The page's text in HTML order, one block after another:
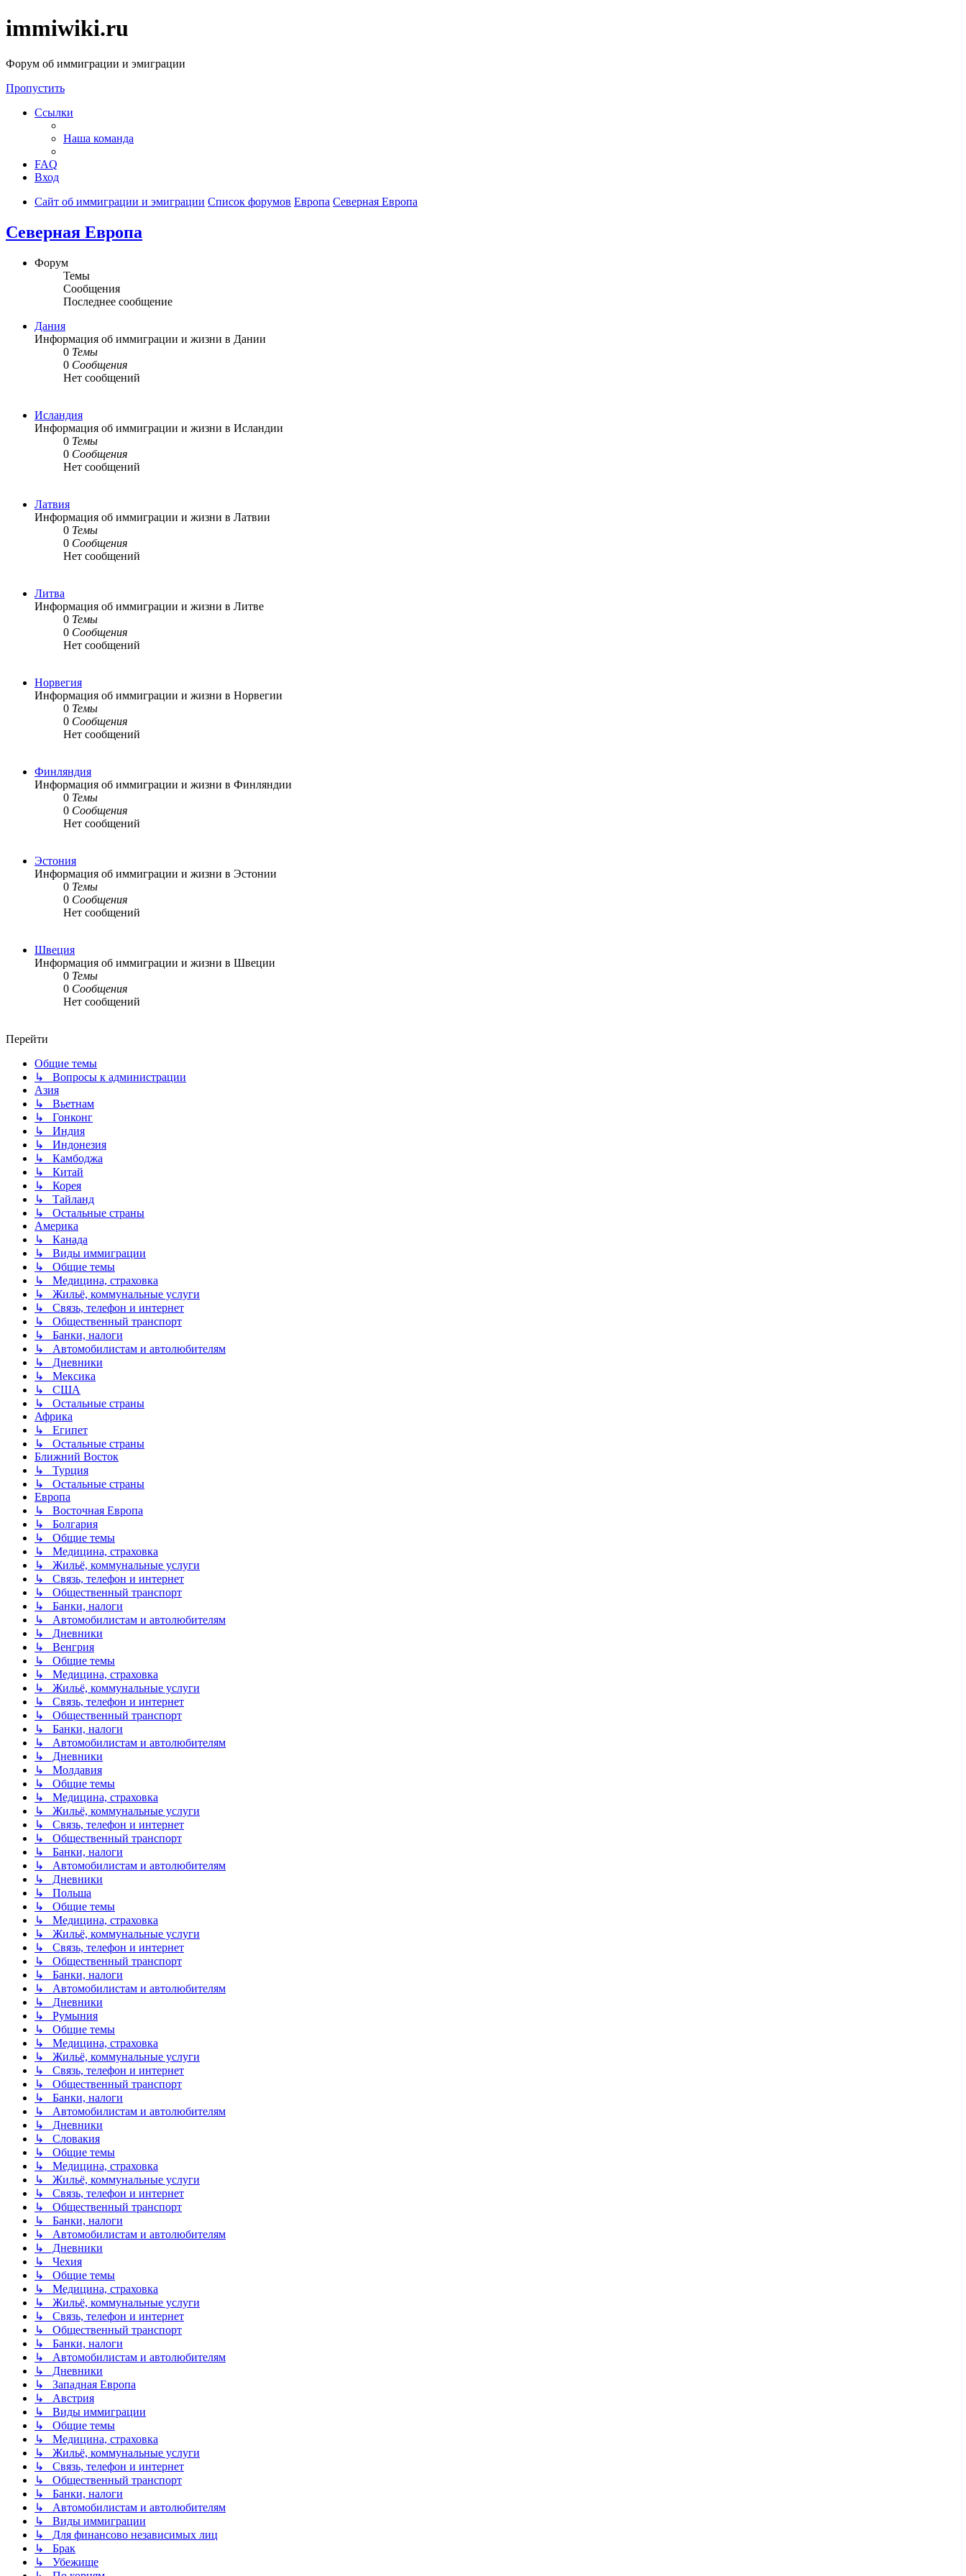
immiwiki.ru
Форум об иммиграции и эмиграции
Пропустить
Ссылки
Наша команда
FAQ
Вход
Сайт об иммиграции и эмиграции Список форумов Европа Северная Европа
Северная Европа
Форум
Темы
Сообщения
Последнее сообщение
Дания
Информация об иммиграции и жизни в Дании
0 Темы
0 Сообщения
Нет сообщений
Исландия
Информация об иммиграции и жизни в Исландии
0 Темы
0 Сообщения
Нет сообщений
Латвия
Информация об иммиграции и жизни в Латвии
0 Темы
0 Сообщения
Нет сообщений
Литва
Информация об иммиграции и жизни в Литве
0 Темы
0 Сообщения
Нет сообщений
Норвегия
Информация об иммиграции и жизни в Норвегии
0 Темы
0 Сообщения
Нет сообщений
Финляндия
Информация об иммиграции и жизни в Финляндии
0 Темы
0 Сообщения
Нет сообщений
Эстония
Информация об иммиграции и жизни в Эстонии
0 Темы
0 Сообщения
Нет сообщений
Швеция
Информация об иммиграции и жизни в Швеции
0 Темы
0 Сообщения
Нет сообщений
Перейти
Общие темы
↳ Вопросы к администрации
Азия
↳ Вьетнам
↳ Гонконг
↳ Индия
↳ Индонезия
↳ Камбоджа
↳ Китай
↳ Корея
↳ Тайланд
↳ Остальные страны
Америка
↳ Канада
↳ Виды иммиграции
↳ Общие темы
↳ Медицина, страховка
↳ Жильё, коммунальные услуги
↳ Связь, телефон и интернет
↳ Общественный транспорт
↳ Банки, налоги
↳ Автомобилистам и автолюбителям
↳ Дневники
↳ Мексика
↳ США
↳ Остальные страны
Африка
↳ Египет
↳ Остальные страны
Ближний Восток
↳ Турция
↳ Остальные страны
Европа
↳ Восточная Европа
↳ Болгария
↳ Общие темы
↳ Медицина, страховка
↳ Жильё, коммунальные услуги
↳ Связь, телефон и интернет
↳ Общественный транспорт
↳ Банки, налоги
↳ Автомобилистам и автолюбителям
↳ Дневники
↳ Венгрия
↳ Общие темы
↳ Медицина, страховка
↳ Жильё, коммунальные услуги
↳ Связь, телефон и интернет
↳ Общественный транспорт
↳ Банки, налоги
↳ Автомобилистам и автолюбителям
↳ Дневники
↳ Молдавия
↳ Общие темы
↳ Медицина, страховка
↳ Жильё, коммунальные услуги
↳ Связь, телефон и интернет
↳ Общественный транспорт
↳ Банки, налоги
↳ Автомобилистам и автолюбителям
↳ Дневники
↳ Польша
↳ Общие темы
↳ Медицина, страховка
↳ Жильё, коммунальные услуги
↳ Связь, телефон и интернет
↳ Общественный транспорт
↳ Банки, налоги
↳ Автомобилистам и автолюбителям
↳ Дневники
↳ Румыния
↳ Общие темы
↳ Медицина, страховка
↳ Жильё, коммунальные услуги
↳ Связь, телефон и интернет
↳ Общественный транспорт
↳ Банки, налоги
↳ Автомобилистам и автолюбителям
↳ Дневники
↳ Словакия
↳ Общие темы
↳ Медицина, страховка
↳ Жильё, коммунальные услуги
↳ Связь, телефон и интернет
↳ Общественный транспорт
↳ Банки, налоги
↳ Автомобилистам и автолюбителям
↳ Дневники
↳ Чехия
↳ Общие темы
↳ Медицина, страховка
↳ Жильё, коммунальные услуги
↳ Связь, телефон и интернет
↳ Общественный транспорт
↳ Банки, налоги
↳ Автомобилистам и автолюбителям
↳ Дневники
↳ Западная Европа
↳ Австрия
↳ Виды иммиграции
↳ Общие темы
↳ Медицина, страховка
↳ Жильё, коммунальные услуги
↳ Связь, телефон и интернет
↳ Общественный транспорт
↳ Банки, налоги
↳ Автомобилистам и автолюбителям
↳ Виды иммиграции
↳ Для финансово независимых лиц
↳ Брак
↳ Убежище